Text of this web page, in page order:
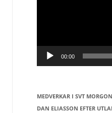
00:00
MEDVERKAR I SVT
DAN ELIASSON EFTER